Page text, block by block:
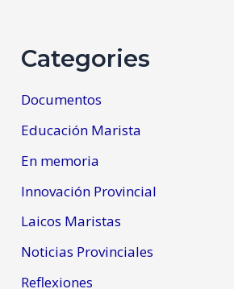
Categories
Documentos
Educación Marista
En memoria
Innovación Provincial
Laicos Maristas
Noticias Provinciales
Reflexiones